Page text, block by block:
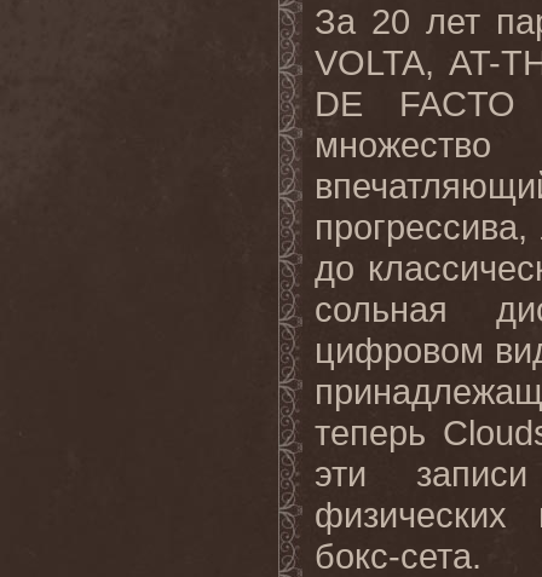
За 20 лет
VOLTA,AT-
DE
FACTO
до
сольная
цифровом
теперь
эти
записи
физических
бокс-сета.